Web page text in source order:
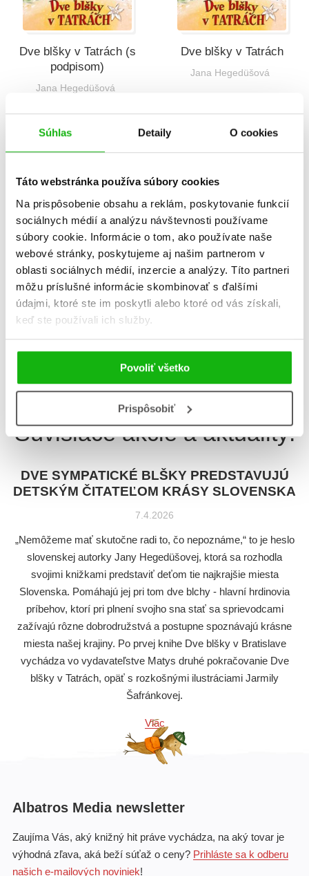
Súhlas Detaily O cookies
Táto webstránka používa súbory cookies
Na prispôsobenie obsahu a reklám, poskytovanie funkcií
sociálnych médií a analýzu návštevnosti používame
súbory cookie. Informácie o tom, ako používate naše
webové stránky, poskytujeme aj našim partnerom v
oblasti sociálnych médií, inzercie a analýzy. Títo partneri
môžu príslušné informácie skombinovať s ďalšími
údajmi, ktoré ste im poskytli alebo ktoré od vás získali,
keď ste používali ich služby.
Povoliť všetko
Prispôsobiť
Dve blšky v Tatrách (s
podpisom)
Jana Hegedüšová
Dve blšky v Tatrách
Jana Hegedüšová
B
Dve blšky v Bratislave
Jana Hegedüšová
Súvisiace akcie a aktuality:
DVE SYMPATICKÉ BLŠKY PREDSTAVUJÚ
DETSKÝM ČITATEĽOM KRÁSY SLOVENSKA
7.4.2026
„Nemôžeme mať skutočne radi to, čo nepoznáme,“ to je heslo
slovenskej autorky Jany Hegedüšovej, ktorá sa rozhodla
svojimi knižkami predstaviť deťom tie najkrajšie miesta
Slovenska. Pomáhajú jej pri tom dve blchy - hlavní hrdinovia
príbehov, ktorí pri plnení svojho sna stať sa sprievodcami
zažívajú rôzne dobrodružstvá a postupne spoznávajú krásne
miesta našej krajiny. Po prvej knihe Dve blšky v Bratislave
vychádza vo vydavateľstve Matys druhé pokračovanie Dve
blšky v Tatrách, opäť s rozkošnými ilustráciami Jarmily
Šafránkovej.
Viac
Albatros Media newsletter
Zaujíma Vás, aký knižný hit práve vychádza, na aký tovar je
výhodná zľava, aká beží súťaž o ceny? Prihláste sa k odberu
našich e-mailových noviniek!